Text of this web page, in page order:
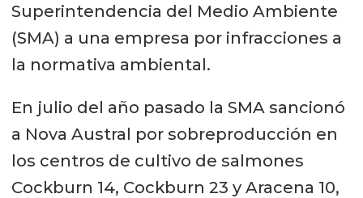
Superintendencia del Medio Ambiente
(SMA) a una empresa por infracciones a
la normativa ambiental.
En julio del año pasado la SMA sancionó
a Nova Austral por sobreproducción en
los centros de cultivo de salmones
Cockburn 14, Cockburn 23 y Aracena 10,